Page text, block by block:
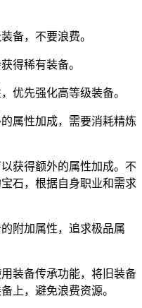
备，不要浪费。
得稀有装备。
优先强化高等级装备。
属性加成，需要消耗精炼
获得额外的属性加成。不
石，根据自身职业和需求
附加属性，追求极品属
装备传承功能，将旧装备
上，避免浪费资源。